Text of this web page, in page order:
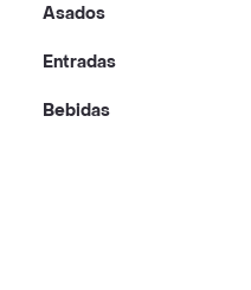
Asados
Entradas
Bebidas